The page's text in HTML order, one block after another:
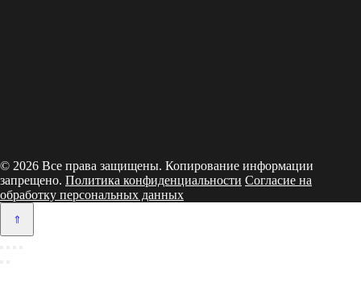
© 2026 Все права защищены. Копирование информации
запрещено. Политика конфиденциальности Согласие на
обработку персональных данных